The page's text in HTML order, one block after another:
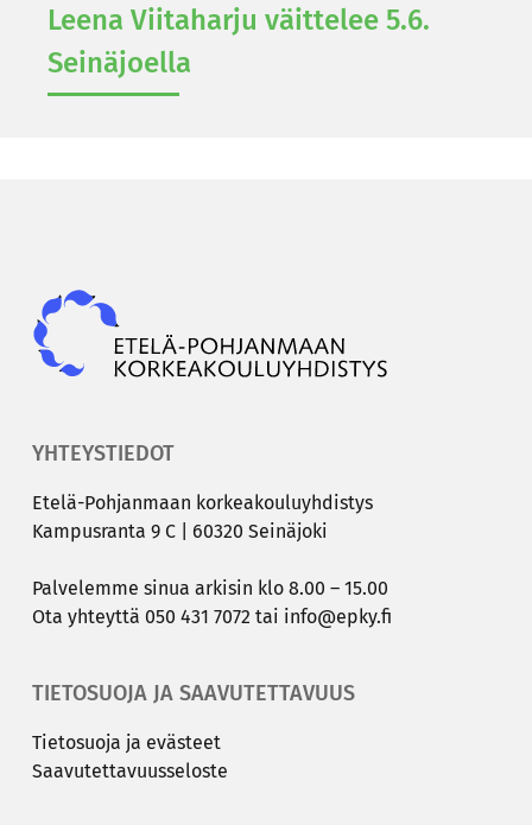
Leena Vii­ta­har­ju väit­te­lee 5.6.
Sei­nä­joel­la
YHTEYSTIEDOT
Etelä-​Pohjanmaan kor­kea­kou­lu­yh­dis­tys
Kam­pus­ran­ta 9 C | 60320 Sei­nä­jo­ki
Pal­ve­lem­me sinua ar­ki­sin klo 8.00 – 15.00
Ota yh­teyt­tä 050 431 7072 tai info@epky.fi
TIETOSUOJA JA SAAVUTETTAVUUS
Tie­to­suo­ja ja eväs­teet
Saa­vu­tet­ta­vuus­se­los­te